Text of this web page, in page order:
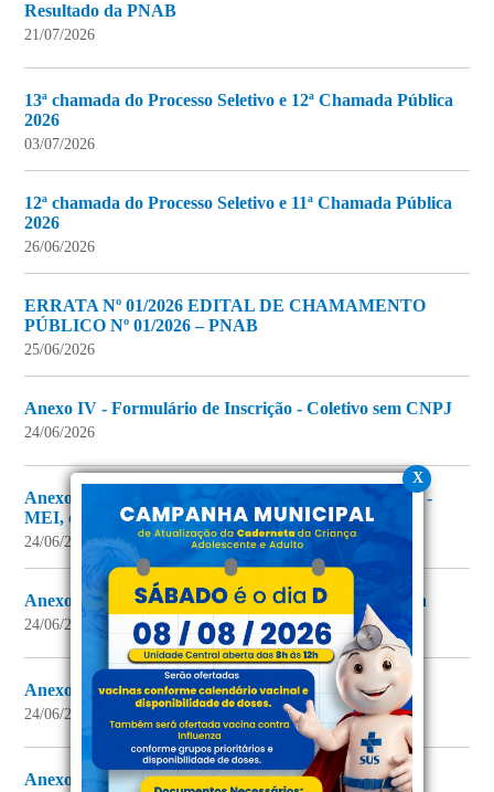
X
Resultado da PNAB
21/07/2026
13ª chamada do Processo Seletivo e 12ª Chamada Pública
2026
03/07/2026
12ª chamada do Processo Seletivo e 11ª Chamada Pública
2026
26/06/2026
ERRATA Nº 01/2026 EDITAL DE CHAMAMENTO
PÚBLICO Nº 01/2026 – PNAB
25/06/2026
Anexo IV - Formulário de Inscrição - Coletivo sem CNPJ
24/06/2026
Anexo III - Formulário de Inscrição - Pessoa Jurídica -
MEI, empresas, associações e coletivos com CNPJ
24/06/2026
Anexo II - Formulário de Inscrição para Pessoa Física
24/06/2026
Anexo 1 - Categorias, vagas e valores
24/06/2026
Anexo VIII - Formulário de recurso